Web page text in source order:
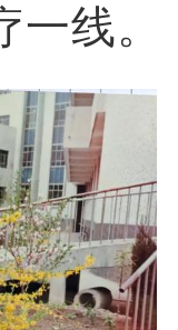
线。